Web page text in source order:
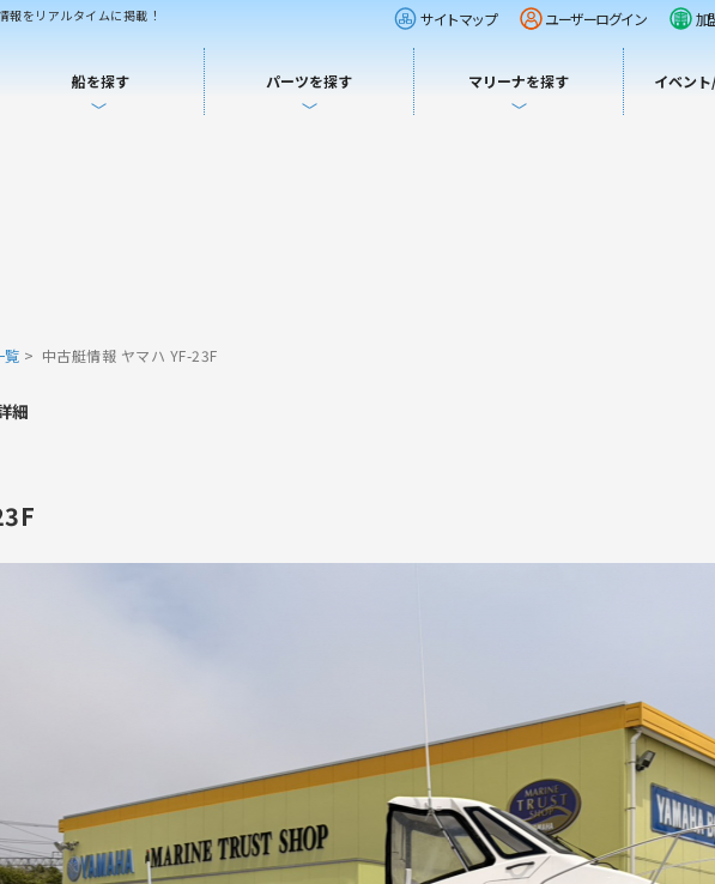
報をリアルタイムに掲載！ サイトマップ ユーザーログイン 加
船を探す パーツを探す マリーナを探す イベン
覧 中古艇情報 ヤマハ YF-23F
細